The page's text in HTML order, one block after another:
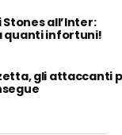
all’Inter:
quanti infortuni!
gli attaccanti